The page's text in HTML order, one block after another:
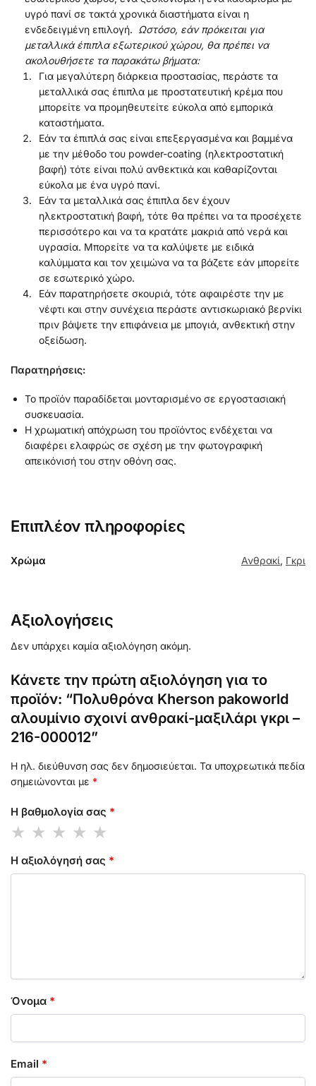
υγρό πανί σε τακτά χρονικά διαστήματα είναι η
ενδεδειγμένη επιλογή. Ωστόσο, εάν πρόκειται για
μεταλλικά έπιπλα εξωτερικού χώρου, θα πρέπει να
ακολουθήσετε τα παρακάτω βήματα:
Για μεγαλύτερη διάρκεια προστασίας, περάστε τα
μεταλλικά σας έπιπλα με προστατευτική κρέμα που
μπορείτε να προμηθευτείτε εύκολα από εμπορικά
καταστήματα.
Εάν τα έπιπλά σας είναι επεξεργασμένα και βαμμένα
με την μέθοδο του powder-coating (ηλεκτροστατική
βαφή) τότε είναι πολύ ανθεκτικά και καθαρίζονται
εύκολα με ένα υγρό πανί.
Εάν τα μεταλλικά σας έπιπλα δεν έχουν
ηλεκτροστατική βαφή, τότε θα πρέπει να τα προσέχετε
περισσότερο και να τα κρατάτε μακριά από νερά και
υγρασία. Μπορείτε να τα καλύψετε με ειδικά
καλύμματα και τον χειμώνα να τα βάζετε εάν μπορείτε
σε εσωτερικό χώρο.
Εάν παρατηρήσετε σκουριά, τότε αφαιρέστε την με
νέφτι και στην συνέχεια περάστε αντισκωριακό βερνίκι
πριν βάψετε την επιφάνεια με μπογιά, ανθεκτική στην
οξείδωση.
Παρατηρήσεις:
Το προϊόν παραδίδεται μονταρισμένο σε εργοστασιακή
συσκευασία.
Η χρωματική απόχρωση του προϊόντος ενδέχεται να
διαφέρει ελαφρώς σε σχέση με την φωτογραφική
απεικόνισή του στην οθόνη σας.
Επιπλέον πληροφορίες
Χρώμα Ανθρακί, Γκρι
Αξιολογήσεις
Δεν υπάρχει καμία αξιολόγηση ακόμη.
Κάνετε την πρώτη αξιολόγηση για το
προϊόν: “Πολυθρόνα Kherson pakoworld
αλουμίνιο σχοινί ανθρακί-μαξιλάρι γκρι –
216-000012”
Η ηλ. διεύθυνση σας δεν δημοσιεύεται. Τα υποχρεωτικά πεδία
σημειώνονται με *
Η βαθμολογία σας *
Η αξιολόγησή σας *
Όνομα *
Email *